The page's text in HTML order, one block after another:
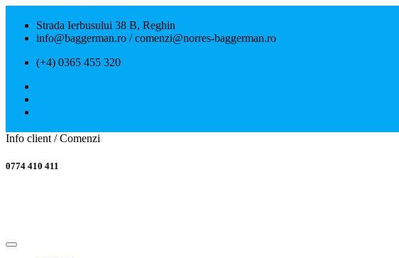
Strada Ierbusului 38 B, Reghin
info@baggerman.ro / comenzi@norres-baggerman.ro
(+4) 0365 455 320
Info client / Comenzi
0774 410 411